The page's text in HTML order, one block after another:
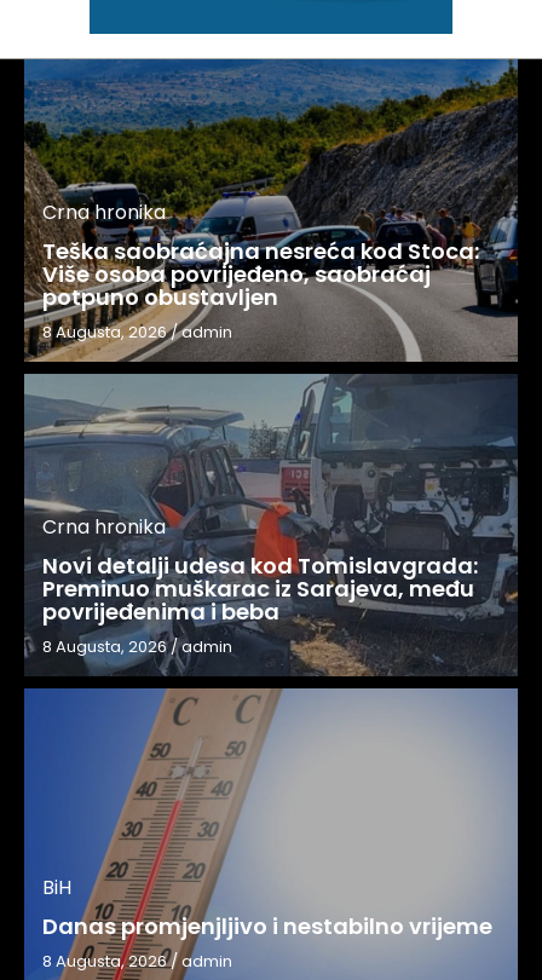
Crna hronika
Teška saobraćajna nesreća kod Stoca:
Više osoba povrijeđeno, saobraćaj
potpuno obustavljen
8 Augusta, 2026/admin
Crna hronika
Novi detalji udesa kod Tomislavgrada:
Preminuo muškarac iz Sarajeva, među
povrijeđenima i beba
8 Augusta, 2026/admin
BiH
Danas promjenjljivo i nestabilno vrijeme
8 Augusta, 2026/admin